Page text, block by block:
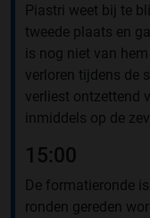
Piastri weet bij te
tweede plaats en
is nog niet van
verloren tijdens de
verliest ontzettend
inmiddels op de
15:00
De formatieronde
ronden gereden